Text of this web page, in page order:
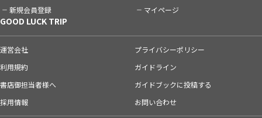
新規会員登録 マイページ
GOOD LUCK TRIP
運営会社
プライバシーポリシー
利用規約
ガイドライン
書店御担当者様へ
ガイドブックに投稿する
採用情報
お問い合わせ